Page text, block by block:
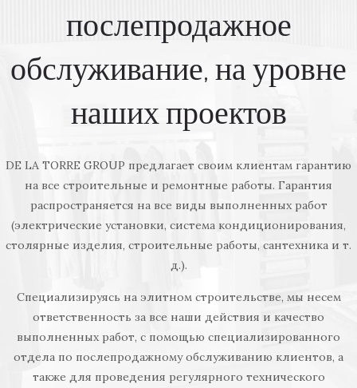
послепродажное
обслуживание, на уровне
наших проектов
DE LA TORRE GROUP предлагает своим клиентам гарантию
на все строительные и ремонтные работы. Гарантия
распространяется на все виды выполненных работ
(электрические установки, система кондиционирования,
столярные изделия, строительные работы, сантехника и т.
д.).
Специализируясь на элитном строительстве, мы несем
ответственность за все наши действия и качество
выполненных работ, с помощью специализированного
отдела по послепродажному обслуживанию клиентов, а
также для проведения регулярного технического